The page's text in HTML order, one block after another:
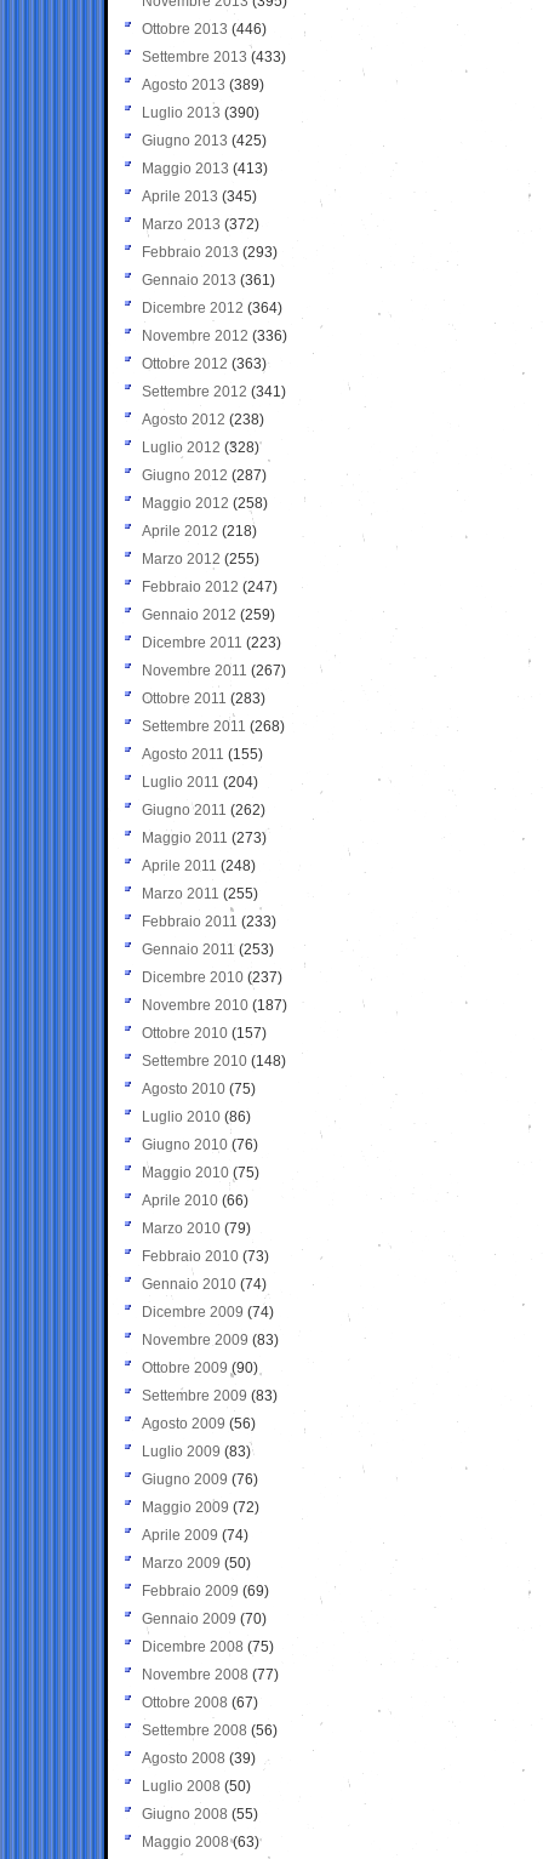
Ottobre 2013 (446)
Settembre 2013 (433)
Agosto 2013 (389)
Luglio 2013 (390)
Giugno 2013 (425)
Maggio 2013 (413)
Aprile 2013 (345)
Marzo 2013 (372)
Febbraio 2013 (293)
Gennaio 2013 (361)
Dicembre 2012 (364)
Novembre 2012 (336)
Ottobre 2012 (363)
Settembre 2012 (341)
Agosto 2012 (238)
Luglio 2012 (328)
Giugno 2012 (287)
Maggio 2012 (258)
Aprile 2012 (218)
Marzo 2012 (255)
Febbraio 2012 (247)
Gennaio 2012 (259)
Dicembre 2011 (223)
Novembre 2011 (267)
Ottobre 2011 (283)
Settembre 2011 (268)
Agosto 2011 (155)
Luglio 2011 (204)
Giugno 2011 (262)
Maggio 2011 (273)
Aprile 2011 (248)
Marzo 2011 (255)
Febbraio 2011 (233)
Gennaio 2011 (253)
Dicembre 2010 (237)
Novembre 2010 (187)
Ottobre 2010 (157)
Settembre 2010 (148)
Agosto 2010 (75)
Luglio 2010 (86)
Giugno 2010 (76)
Maggio 2010 (75)
Aprile 2010 (66)
Marzo 2010 (79)
Febbraio 2010 (73)
Gennaio 2010 (74)
Dicembre 2009 (74)
Novembre 2009 (83)
Ottobre 2009 (90)
Settembre 2009 (83)
Agosto 2009 (56)
Luglio 2009 (83)
Giugno 2009 (76)
Maggio 2009 (72)
Aprile 2009 (74)
Marzo 2009 (50)
Febbraio 2009 (69)
Gennaio 2009 (70)
Dicembre 2008 (75)
Novembre 2008 (77)
Ottobre 2008 (67)
Settembre 2008 (56)
Agosto 2008 (39)
Luglio 2008 (50)
Giugno 2008 (55)
Maggio 2008(63)